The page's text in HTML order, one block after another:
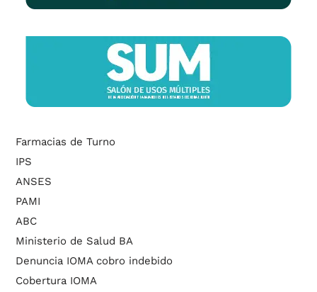
Farmacias de Turno
IPS
ANSES
PAMI
ABC
Ministerio de Salud BA
Denuncia IOMA cobro indebido
Cobertura IOMA